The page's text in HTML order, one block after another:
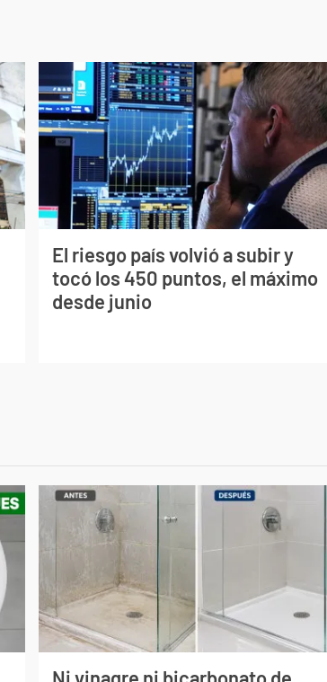
El riesgo país volvió a subir y
tocó los 450 puntos, el máximo
desde junio